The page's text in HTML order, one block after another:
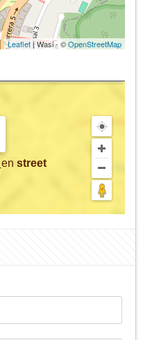
Leaflet| Wasi - ©OpenStreetMap
en street